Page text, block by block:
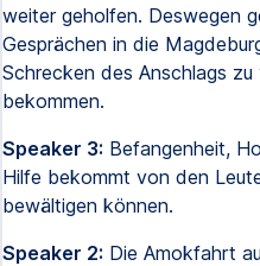
weiter geholfen. Deswegen
Gesprächen in die
Schrecken des Anschlags
bekommen.
Speaker 3: Befangenheit,
Hilfe bekommt von den
bewältigen können.
Speaker 2: Die Amokfahrt